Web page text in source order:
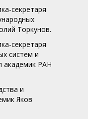
секретаря
Торкунов.
секретаря
систем и
академик РАН
и
Яков